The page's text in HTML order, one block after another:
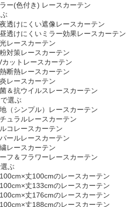
ー(色付き) レースカーテン
透けにくい遮像レースカーテン
透けにくいミラー効果レースカーテン
レースカーテン
対策レースカーテン
カットレースカーテン
断熱レースカーテン
レースカーテン
＆抗ウイルスレースカーテン
選ぶ
（シンプル）レースカーテン
ュラルレースカーテン
ルコレースカーテン
ールレースカーテン
レースカーテン
フ＆フラワーレースカーテン
ぶ
丈100cmのレースカーテン
丈133cmのレースカーテン
丈176cmのレースカーテン
丈188cmのレースカーテン